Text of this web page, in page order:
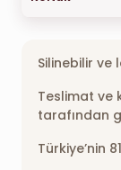
Silinebilir ve
Teslimat ve
tarafından
Türkiye’nin